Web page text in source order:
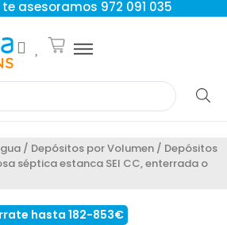
asesoramos 972 091 035
/ Depósitos por Volumen / Depósitos
séptica estanca SEI CC, enterrada o
hasta 182-853€